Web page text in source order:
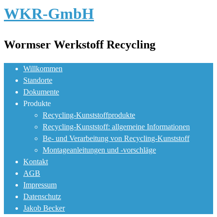
WKR-GmbH
Wormser Werkstoff Recycling
Willkommen
Standorte
Dokumente
Produkte
Recycling-Kunststoffprodukte
Recycling-Kunststoff: allgemeine Informationen
Be- und Verarbeitung von Recycling-Kunststoff
Montageanleitungen und -vorschläge
Kontakt
AGB
Impressum
Datenschutz
Jakob Becker